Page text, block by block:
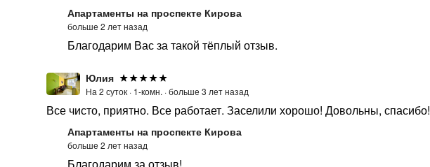
Апартаменты на проспекте Кирова
больше 2 лет назад
Благодарим Вас за такой тёплый отзыв.
Юлия
На 2 суток · 1-комн. ·больше 3 лет назад
Все чисто, приятно. Все работает. Заселили хорошо! Довольны, спасибо!
Апартаменты на проспекте Кирова
больше 2 лет назад